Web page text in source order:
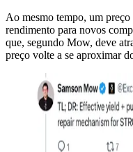
Ao mesmo tempo, um
rendimento para novos
que, segundo Mow, deve
preço volte a se aproximar